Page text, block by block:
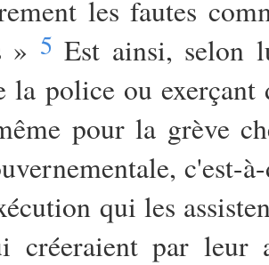
les fautes
» 5 Est ainsi, selon
la police ou
pour la grève
c'est-
qui les
créeraient par leur